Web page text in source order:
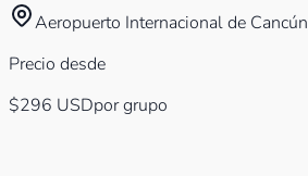
Aeropuerto Internacional de Cancún
Precio desde
$296 USDpor grupo